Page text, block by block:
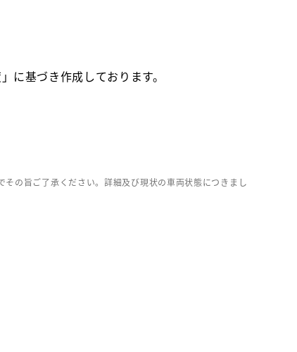
基づき作成しております。
の旨ご了承ください。詳細及び現状の車両状態につきまし